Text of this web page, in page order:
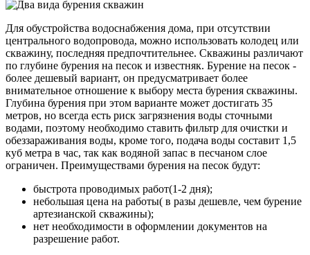
Для обустройства водоснабжения дома, при отсутствии
центрального водопровода, можно использовать колодец или
скважину, последняя предпочтительнее. Скважины различают
по глубине бурения на песок и известняк. Бурение на песок -
более дешевый вариант, он предусматривает более
внимательное отношение к выбору места бурения скважины.
Глубина бурения при этом варианте может достигать 35
метров, но всегда есть риск загрязнения воды сточными
водами, поэтому необходимо ставить фильтр для очистки и
обеззараживания воды, кроме того, подача воды составит 1,5
куб метра в час, так как водяной запас в песчаном слое
ограничен. Преимуществами бурения на песок будут:
быстрота проводимых работ(1-2 дня);
небольшая цена на работы( в разы дешевле, чем бурение
артезианской скважины);
нет необходимости в оформлении документов на
разрешение работ.